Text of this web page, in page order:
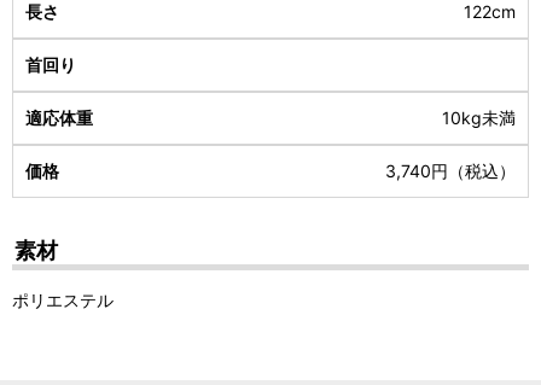
122cm
10kg未満
3,740円（税込）
素材
ポリエステル